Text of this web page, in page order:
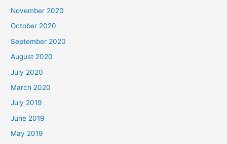
November 2020
October 2020
September 2020
August 2020
July 2020
March 2020
July 2019
June 2019
May 2019